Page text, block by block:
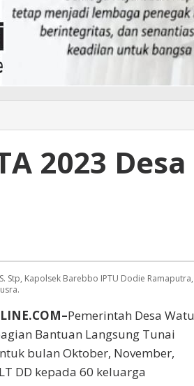
2023 Desa
Stp, Kapolsek Barebbo IPTU Dodie Ramaputra,
Pemerintah Desa Watu
Bantuan Langsung Tunai
bulan Oktober, November,
DD kepada 60 keluarga